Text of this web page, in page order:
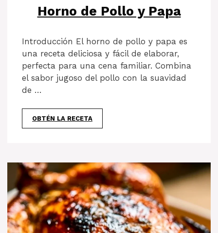
Horno de Pollo y Papa
Introducción El horno de pollo y papa es
una receta deliciosa y fácil de elaborar,
perfecta para una cena familiar. Combina
el sabor jugoso del pollo con la suavidad
de …
OBTÉN LA RECETA